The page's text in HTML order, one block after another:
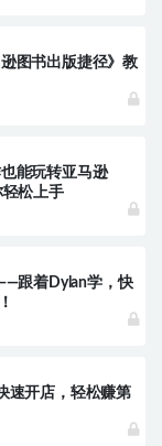
图书出版捷径》教
能玩转亚马逊
松上手
跟着Dylan学，快
速开店，轻松赚第